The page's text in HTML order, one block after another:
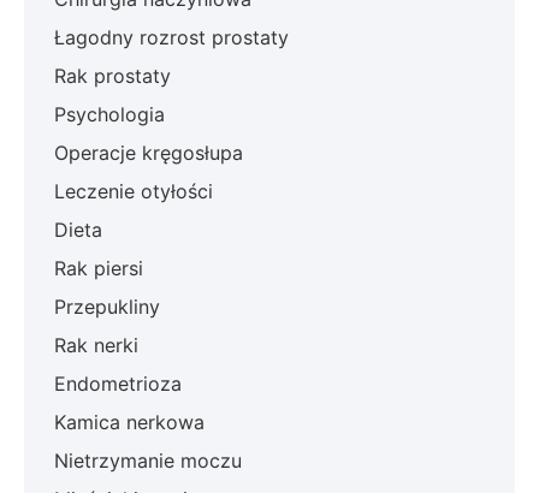
Łagodny rozrost prostaty
Rak prostaty
Psychologia
Operacje kręgosłupa
Leczenie otyłości
Dieta
Rak piersi
Przepukliny
Rak nerki
Endometrioza
Kamica nerkowa
Nietrzymanie moczu